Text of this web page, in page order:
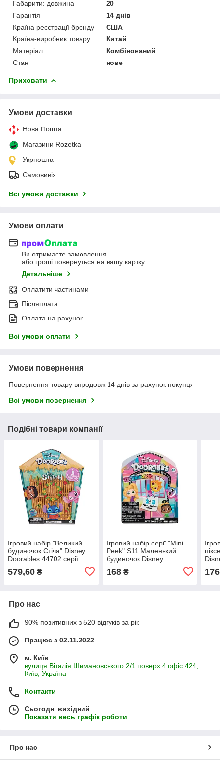
Габарити: довжина
20
Гарантія
14 днів
Країна реєстрації бренду
США
Країна-виробник товару
Китай
Матеріал
Комбінований
Стан
нове
Приховати
Умови доставки
Нова Пошта
Магазини Rozetka
Укрпошта
Самовивіз
Всі умови доставки
Умови оплати
Ви отримаєте замовлення
або гроші повернуться на вашу картку
Детальніше
Оплатити частинами
Післяплата
Оплата на рахунок
Всі умови оплати
Умови повернення
Повернення товару впродовж 14 днів за рахунок покупця
Всі умови повернення
Подібні товари компанії
Ігровий набір "Великий
будиночок Стіча" Disney
Doorables 44702 серії
579,60 ₴
Ігровий набір серії "Mini
Peek" S11 Маленький
будиночок Disney
168₴
Про нас
90% позитивних з 520 відгуків за рік
Працює з 02.11.2022
м. Київ
вулиця Віталія Шимановського 2/1 поверх 4 офіс 424,
Київ, Україна
Контакти
Сьогодні вихідний
Показати весь графік роботи
Про нас